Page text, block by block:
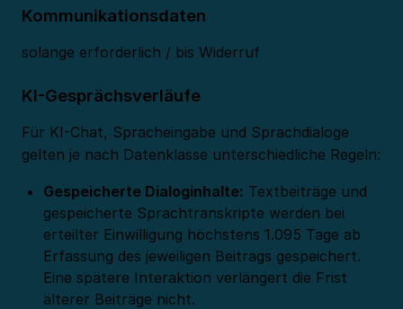
Kommunikationsdaten
solange erforderlich / bis Widerruf
KI-Gesprächsverläufe
Für KI-Chat, Spracheingabe und Sprachdialoge
gelten je nach Datenklasse unterschiedliche Regeln:
Gespeicherte Dialoginhalte: Textbeiträge und
gespeicherte Sprachtranskripte werden bei
erteilter Einwilligung höchstens 1.095 Tage ab
Erfassung des jeweiligen Beitrags gespeichert.
Eine spätere Interaktion verlängert die Frist
älterer Beiträge nicht.